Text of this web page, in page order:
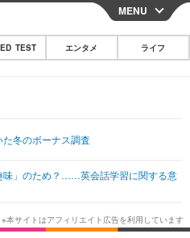
CLOSE
その他
韓国・芸能
グルメ
MENU
TEST エンタメ ライフ
冬のボーナス調査
味」のため？……英会話学習に関する意